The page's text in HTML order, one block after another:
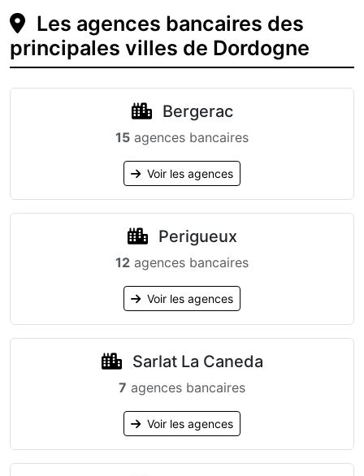
Les agences bancaires des
principales villes de Dordogne
Bergerac
15 agences bancaires
Voir les agences
Perigueux
12 agences bancaires
Voir les agences
Sarlat La Caneda
7 agences bancaires
Voir les agences